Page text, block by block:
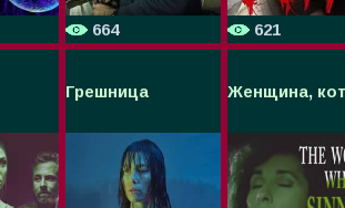
664 621
Грешница Женщина,